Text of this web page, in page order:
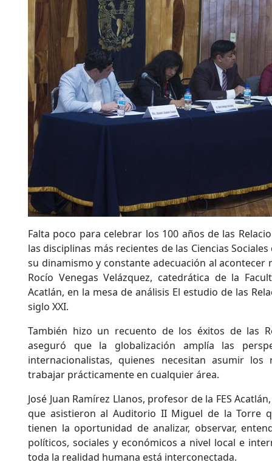
Falta poco para celebrar los 100 años de las
las disciplinas más recientes de las Ciencias
su dinamismo y constante adecuación al acontecer
Rocío Venegas Velázquez, catedrática de la
Acatlán, en la mesa de análisis El estudio de las
siglo XXI.
También hizo un recuento de los éxitos de las
aseguró que la globalización amplía las
internacionalistas, quienes necesitan asumir
trabajar prácticamente en cualquier área.
José Juan Ramírez Llanos, profesor de la FES
que asistieron al Auditorio II Miguel de la Torre
tienen la oportunidad de analizar, observar,
políticos, sociales y económicos a nivel local e
toda la realidad humana está interconectada.